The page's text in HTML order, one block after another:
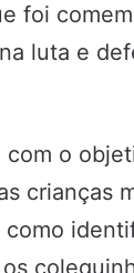
foi
luta e
o
crianças